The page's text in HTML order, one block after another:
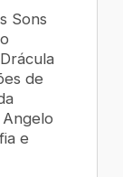
Sons
de
e